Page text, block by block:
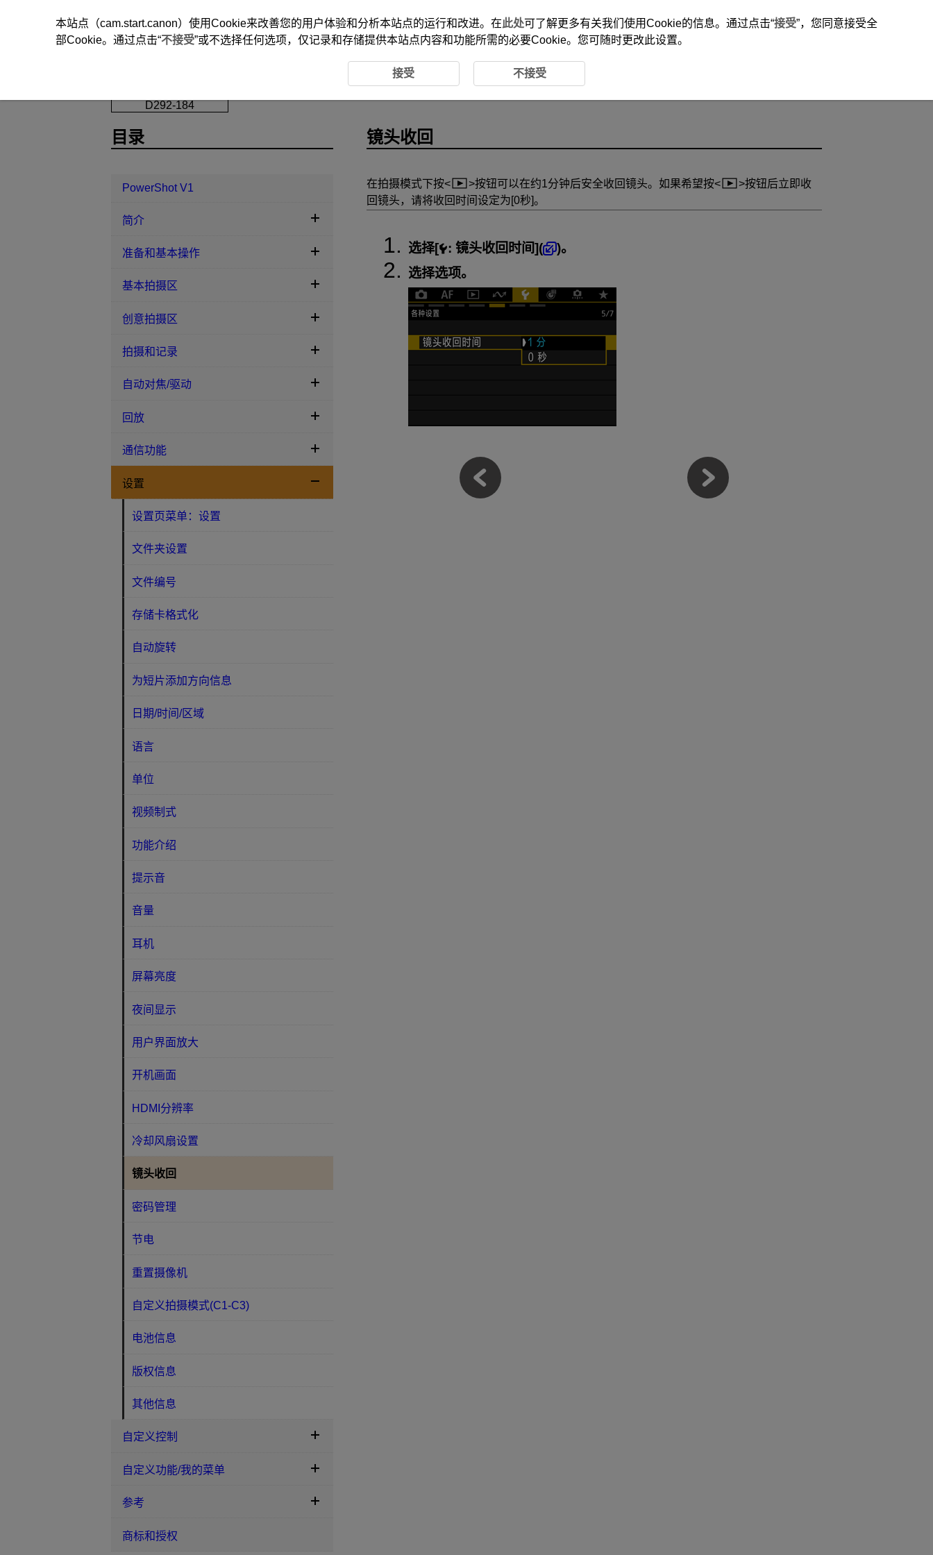
D292-184
镜头收回
在拍摄模式下按 按钮可以在约1分钟后安全收回镜头。如果希望按
按钮后立即收
回镜头，请将收回时间设定为[0秒]。
选择[ : 镜头收回时间 ](
)。
选择选项。
目录
PowerShot V1
简介
准备和基本操作
基本拍摄区
创意拍摄区
拍摄和记录
自动对焦/驱动
回放
通信功能
设置
设置页菜单：设置
文件夹设置
文件编号
存储卡格式化
自动旋转
为短片添加方向信息
日期/时间/区域
语言
单位
视频制式
功能介绍
提示音
音量
耳机
屏幕亮度
夜间显示
用户界面放大
开机画面
HDMI分辨率
冷却风扇设置
镜头收回
密码管理
节电
重置摄像机
自定义拍摄模式(C1-C3)
电池信息
版权信息
其他信息
自定义控制
自定义功能/我的菜单
参考
商标和授权
本站点（cam.start.canon）使用Cookie来改善您的用户体验和分析本站点的运行和改进。在此处可了解更多有关我们使用Cookie的信息。通过点击“接受”，您同意接受全
部Cookie。通过点击“不接受”或不选择任何选项，仅记录和存储提供本站点内容和功能所需的必要Cookie。您可随时更改此设置。
接受 不接受